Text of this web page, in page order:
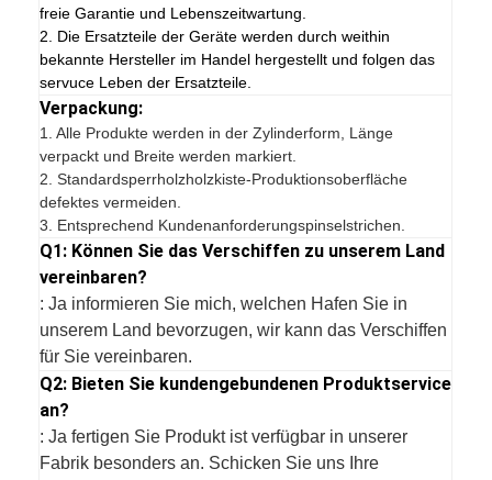
freie Garantie und Lebenszeitwartung.
2. Die Ersatzteile der Geräte werden durch weithin
bekannte Hersteller im Handel hergestellt und folgen das
servuce Leben der Ersatzteile.
Verpackung:
1.Alle Produkte werden in der Zylinderform, Länge
verpackt und Breite werden markiert.
2. Standardsperrholzholzkiste-Produktionsoberfläche
defektes vermeiden.
3. Entsprechend Kundenanforderungspinselstrichen.
Q1: Können Sie das Verschiffen zu unserem Land
vereinbaren?
: Ja informieren Sie mich, welchen Hafen Sie in
unserem Land bevorzugen, wir kann das Verschiffen
für Sie vereinbaren.
Q2: Bieten Sie kundengebundenen Produktservice
an?
: Ja fertigen Sie Produkt ist verfügbar in unserer
Fabrik besonders an. Schicken Sie uns Ihre